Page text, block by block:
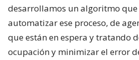
desarrollamos un algoritmo
automatizar ese proceso, de
que están en espera y tratando
ocupación y minimizar el error